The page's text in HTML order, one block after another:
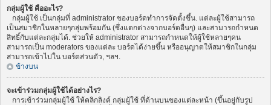
กลุ่มผู้ใช้ คืออะไร?
กลุ่มผู้ใช้ เป็นกลุ่มที่ administrator ของบอร์ดทำการจัดตั้งขึ้น. แต่ละผู้ใช้สามารถ
เป็นสมาชิกในหลายๆกลุ่มพร้อมกัน (ซึ่งแตกต่างจากบอร์ดอื่นๆ) และสามารถกำหนด
สิทธิ์กับแต่ละกลุ่มได้. ช่วยให้ administrator สามารถกำหนดให้ผู้ใช้หลายๆคน
สามารถเป็น moderators ของแต่ละ บอร์ดได้ง่ายขึ้น หรืออนุญาตให้สมาชิกในกลุ่ม
สามารถเข้าไปใน บอร์ดส่วนตัว, ฯลฯ.
ข้างบน
จะเข้าร่วมกลุ่มผู้ใช้ได้อย่างไร?
การเข้าร่วมกลุ่มผู้ใช้ ให้คลิกลิงค์ กลุ่มผู้ใช้ ที่ด้านบนของแต่ละหน้า (ขึ้นอยู่กับรูป